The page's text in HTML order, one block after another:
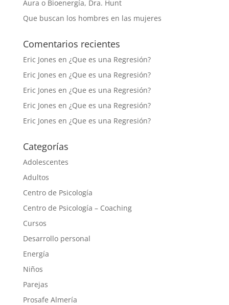
Aura o Bioenergía, Dra. Hunt
Que buscan los hombres en las mujeres
Comentarios recientes
Eric Jones en ¿Que es una Regresión?
Eric Jones en ¿Que es una Regresión?
Eric Jones en ¿Que es una Regresión?
Eric Jones en ¿Que es una Regresión?
Eric Jones en ¿Que es una Regresión?
Categorías
Adolescentes
Adultos
Centro de Psicología
Centro de Psicología – Coaching
Cursos
Desarrollo personal
Energía
Niños
Parejas
Prosafe Almería